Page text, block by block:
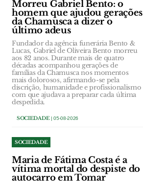
Morreu Gabriel Bento: o
homem que ajudou gerações
da Chamusca a dizer o
último adeus
Fundador da agência funerária Bento &
Lucas, Gabriel de Oliveira Bento morreu
aos 82 anos. Durante mais de quatro
décadas acompanhou gerações de
famílias da Chamusca nos momentos
mais dolorosos, afirmando-se pela
discrição, humanidade e profissionalismo
com que ajudava a preparar cada última
despedida.
SOCIEDADE| 05-08-2026
SOCIEDADE
Maria de Fátima Costa é a
vítima mortal do despiste do
autocarro em Tomar